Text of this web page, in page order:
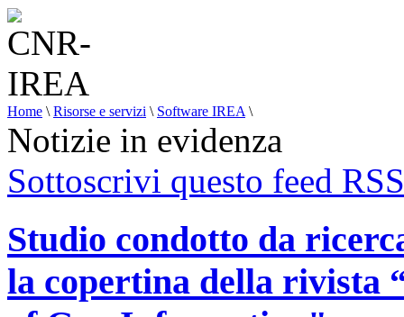
Home \ Risorse e servizi \ Software IREA \
Notizie in evidenza
Sottoscrivi questo feed RSS
Studio condotto da
la copertina della rivista